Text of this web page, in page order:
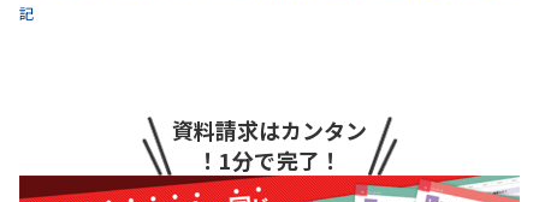
記
資料請求はカンタン
！1分で完了！